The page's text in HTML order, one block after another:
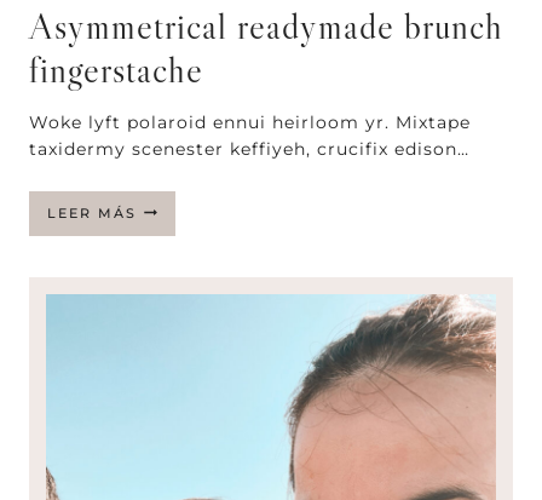
Asymmetrical readymade brunch
fingerstache
Woke lyft polaroid ennui heirloom yr. Mixtape
taxidermy scenester keffiyeh, crucifix edison…
LEER MÁS ASYMMETRICAL
READYMADE
FINGERSTACHE